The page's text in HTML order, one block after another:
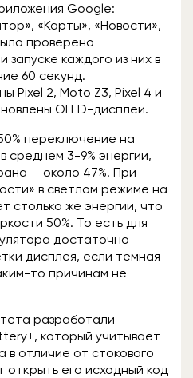
Google:
«Карты», «Новости»,
проверено
каждого из них в
60 секунд.
Pixel 2, Moto Z3, Pixel 4 и
OLED-дисплеи.
переключение на
среднем 3-9% энергии,
— около 47%. При
в светлом режиме на
столько же энергии, что
50%. То есть для
достаточно
дисплея, если тёмная
то причинам не
разработали
который учитывает
отличие от стокового
его исходный код